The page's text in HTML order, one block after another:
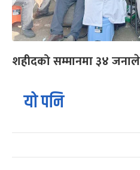
शहीदको सम्मानमा ३४
यो पनि